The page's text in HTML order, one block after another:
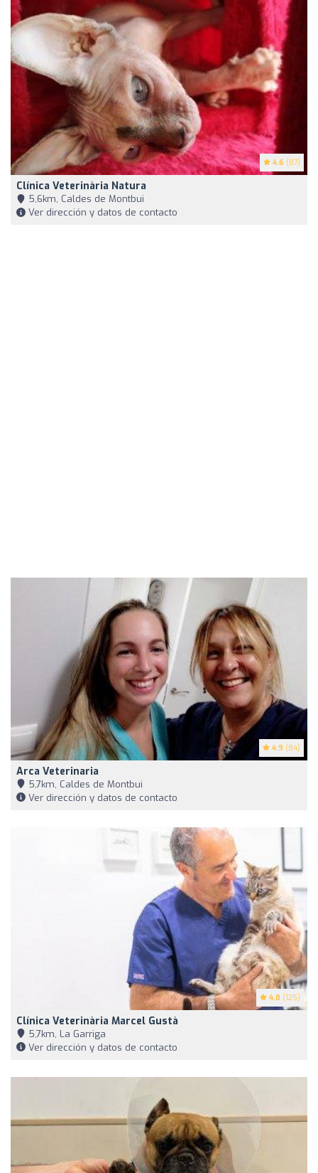
4.6 (87)
Clínica Veterinària Natura
5,6km, Caldes de Montbui
Ver dirección y datos de contacto
4.9 (84)
Arca Veterinaria
5,7km, Caldes de Montbui
Ver dirección y datos de contacto
4.8 (125)
Clínica Veterinària Marcel Gustà
5,7km, La Garriga
Ver dirección y datos de contacto